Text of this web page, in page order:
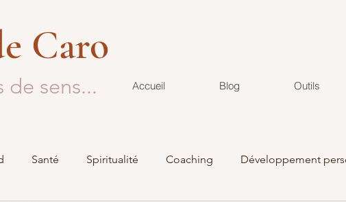
Caro
de sens... Accueil Blog Outils
Santé Spiritualité Coaching Développement